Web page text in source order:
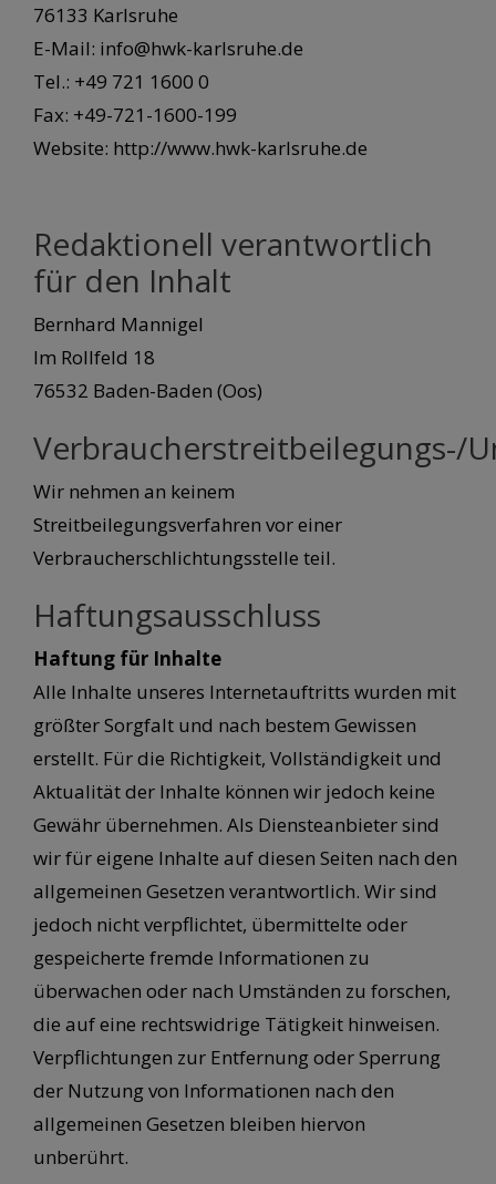
76133 Karlsruhe
E-Mail: info@hwk-karlsruhe.de
Tel.: +49 721 1600 0
Fax: +49-721-1600-199
Website: http://www.hwk-karlsruhe.de
Redaktionell verantwortlich
für den Inhalt
Bernhard Mannigel
Im Rollfeld 18
76532 Baden-Baden (Oos)
Verbraucherstreitbeilegungs-/
Wir nehmen an keinem
Streitbeilegungsverfahren vor einer
Verbraucherschlichtungsstelle teil.
Haftungsausschluss
Haftung für Inhalte
Alle Inhalte unseres Internetauftritts wurden mit
größter Sorgfalt und nach bestem Gewissen
erstellt. Für die Richtigkeit, Vollständigkeit und
Aktualität der Inhalte können wir jedoch keine
Gewähr übernehmen. Als Diensteanbieter sind
wir für eigene Inhalte auf diesen Seiten nach den
allgemeinen Gesetzen verantwortlich. Wir sind
jedoch nicht verpflichtet, übermittelte oder
gespeicherte fremde Informationen zu
überwachen oder nach Umständen zu forschen,
die auf eine rechtswidrige Tätigkeit hinweisen.
Verpflichtungen zur Entfernung oder Sperrung
der Nutzung von Informationen nach den
allgemeinen Gesetzen bleiben hiervon
unberührt.